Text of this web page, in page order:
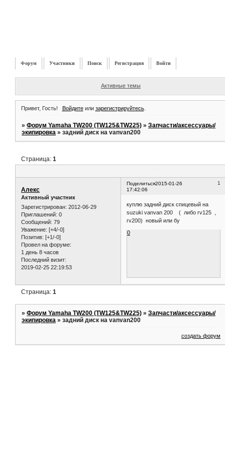
Форум Участники Поиск Регистрация Войти
Активные темы
Привет, Гость! Войдитеили зарегистрируйтесь.
»Форум Yamaha TW200 (TW125&TW225) »Запчасти/аксессуары/
экипировка »задний диск на vanvan200
Страница:1
Поделиться 1
2015-01-26
17:42:06
Алекс
Активный участник
Зарегистрирован: 2012-06-29
Приглашений: 0
Сообщений: 79
Уважение: [+4/-0]
Позитив: [+1/-0]
Провел на форуме:
1 день 8 часов
Последний визит:
2019-02-25 22:19:53
куплю задний диск спицевый на
suzuki vanvan 200 ( либо rv125 ,
rv200) новый или бу
0
Страница:1
»Форум Yamaha TW200 (TW125&TW225) »Запчасти/аксессуары/
экипировка »задний диск на vanvan200
создать форум